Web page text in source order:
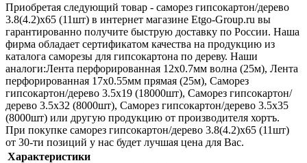
Приобретая следующий товар - саморез гипсокартон/дерево
3.8(4.2)х65 (11шт) в интернет магазине Etgo-Group.ru вы
гарантированно получите быструю доставку по России. Наша
фирма обладает сертификатом качества на продукцию из
каталога саморезы для гипсокартона по дереву. Наши
аналоги:Лента перфорированная 12х0.7мм волна (25м), Лента
перфорированная 17х0.55мм прямая (25м), Саморез
гипсокартон/дерево 3.5х19 (18000шт), Саморез гипсокартон/
дерево 3.5х32 (8000шт), Саморез гипсокартон/дерево 3.5х35
(8000шт) или другую продукцию от производителя хортъ.
При покупке саморез гипсокартон/дерево 3.8(4.2)х65 (11шт)
от 30-ти позиций у нас будет лучшая цена для Вас.
Характеристики